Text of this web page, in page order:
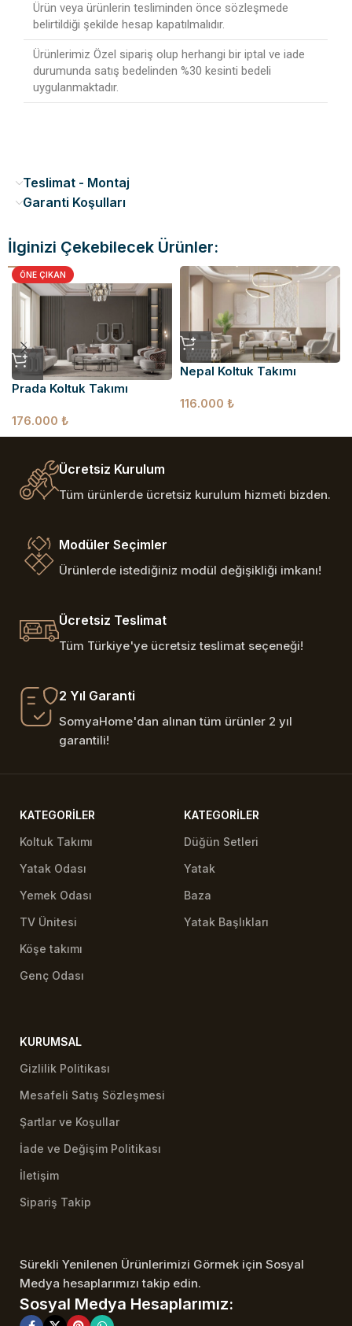
Ürün veya ürünlerin tesliminden önce sözleşmede
belirtildiği şekilde hesap kapatılmalıdır.
Ürünlerimiz Özel sipariş olup herhangi bir iptal ve iade
durumunda satış bedelinden %30 kesinti bedeli
uygulanmaktadır.
Teslimat - Montaj
Garanti Koşulları
İlginizi Çekebilecek Ürünler:
ÖNE ÇIKAN
Prada Koltuk Takımı
176.000 ₺
Nepal Koltuk Takımı
116.000 ₺
Ücretsiz Kurulum
Tüm ürünlerde ücretsiz kurulum hizmeti bizden.
Modüler Seçimler
Ürünlerde istediğiniz modül değişikliği imkanı!
Ücretsiz Teslimat
Tüm Türkiye'ye ücretsiz teslimat seçeneği!
2 Yıl Garanti
SomyaHome'dan alınan tüm ürünler 2 yıl
garantili!
KATEGORILER
Koltuk Takımı
Yatak Odası
Yemek Odası
TV Ünitesi
Köşe takımı
Genç Odası
KATEGORILER
Düğün Setleri
Yatak
Baza
Yatak Başlıkları
KURUMSAL
Gizlilik Politikası
Mesafeli Satış Sözleşmesi
Şartlar ve Koşullar
İade ve Değişim Politikası
İletişim
Sipariş Takip
Sürekli Yenilenen Ürünlerimizi Görmek için Sosyal
Medya hesaplarımızı takip edin.
Sosyal Medya Hesaplarımız: